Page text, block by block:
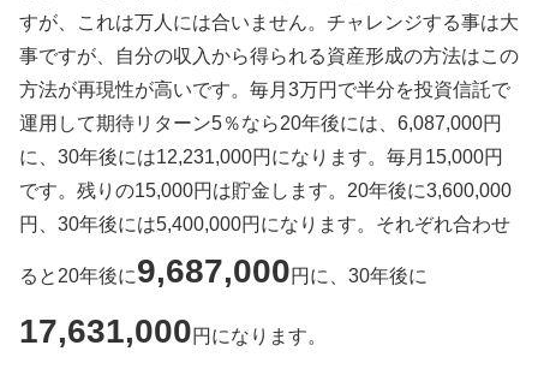
すが、これは万人には合いません。チャレンジする事は大
事ですが、自分の収入から得られる資産形成の方法はこの
方法が再現性が高いです。毎月3万円で半分を投資信託で
運用して期待リターン5％なら20年後には、6,087,000円
に、30年後には12,231,000円になります。毎月15,000円
です。残りの15,000円は貯金します。20年後に3,600,000
円、30年後には5,400,000円になります。それぞれ合わせ
ると20年後に9,687,000円に、30年後に
17,631,000円になります。